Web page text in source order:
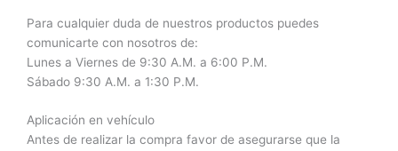
Para cualquier duda de nuestros productos puedes
comunicarte con nosotros de:
Lunes a Viernes de 9:30 A.M. a 6:00 P.M.
Sábado 9:30 A.M. a 1:30 P.M.
Aplicación en vehículo
Antes de realizar la compra favor de asegurarse que la